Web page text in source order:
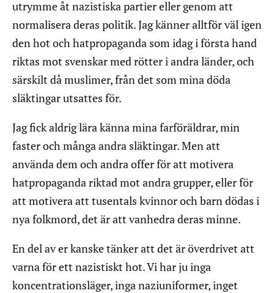
utrymme åt nazistiska partier eller genom att
normalisera deras politik. Jag känner alltför väl igen
den hot och hatpropaganda som idag i första hand
riktas mot svenskar med rötter i andra länder, och
särskilt då muslimer, från det som mina döda
släktingar utsattes för.
Jag fick aldrig lära känna mina farföräldrar, min
faster och många andra släktingar. Men att
använda dem och andra offer för att motivera
hatpropaganda riktad mot andra grupper, eller för
att motivera att tusentals kvinnor och barn dödas i
nya folkmord, det är att vanhedra deras minne.
En del av er kanske tänker att det är överdrivet att
varna för ett nazistiskt hot. Vi har ju inga
koncentrationsläger, inga naziuniformer, inget